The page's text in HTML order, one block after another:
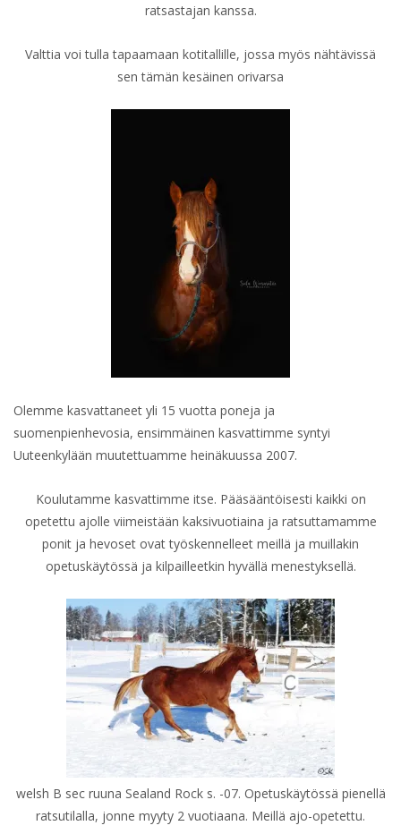
ratsastajan kanssa.
Valttia voi tulla tapaamaan kotitallille, jossa myös nähtävissä
sen tämän kesäinen orivarsa
Olemme kasvattaneet yli 15 vuotta poneja ja
suomenpienhevosia, ensimmäinen kasvattimme syntyi
Uuteenkylään muutettuamme heinäkuussa 2007.
Koulutamme kasvattimme itse. Pääsääntöisesti kaikki on
opetettu ajolle viimeistään kaksivuotiaina ja ratsuttamamme
ponit ja hevoset ovat työskennelleet meillä ja muillakin
opetuskäytössä ja kilpailleetkin hyvällä menestyksellä.
welsh B sec ruuna Sealand Rock s. -07. Opetuskäytössä pienellä
ratsutilalla, jonne myyty 2 vuotiaana. Meillä ajo-opetettu.